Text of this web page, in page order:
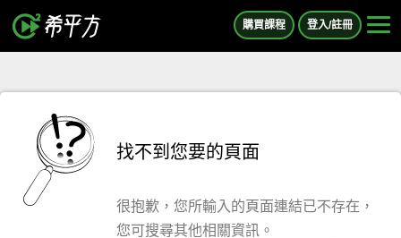
購買課程 登入/註冊
找不到您要的頁面
很抱歉，您所輸入的頁面連結已不存在，
您可搜尋其他相關資訊。